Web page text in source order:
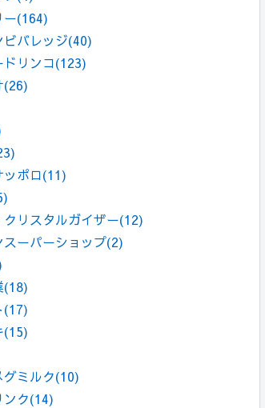
ー(164)
ビバレッジ(40)
ドリンコ(123)
(26)
ポロ(11)
クリスタルガイザー(12)
スーパーショップ(2)
(18)
(17)
(15)
ミルク(10)
ク(14)